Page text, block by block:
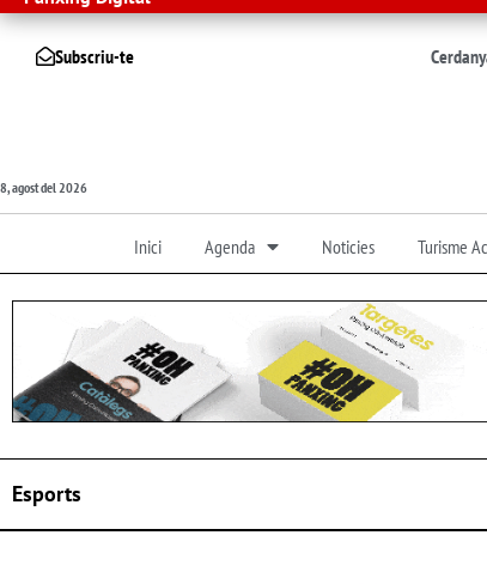
Subscriu-te
8, agost del 2026
Inici Agenda Noticies Turisme
Esports